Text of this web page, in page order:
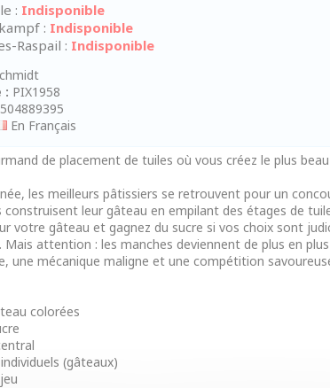
: Indisponible
: Indisponible
Raspail : Indisponible
: PIX1958
En Français
de placement de tuiles où vous créez le plus
les meilleurs pâtissiers se retrouvent pour un
construisent leur gâteau en empilant des étages de
votre gâteau et gagnez du sucre si vos choix sont
Mais attention : les manches deviennent de plus en
une mécanique maligne et une compétition
colorées
(gâteaux)